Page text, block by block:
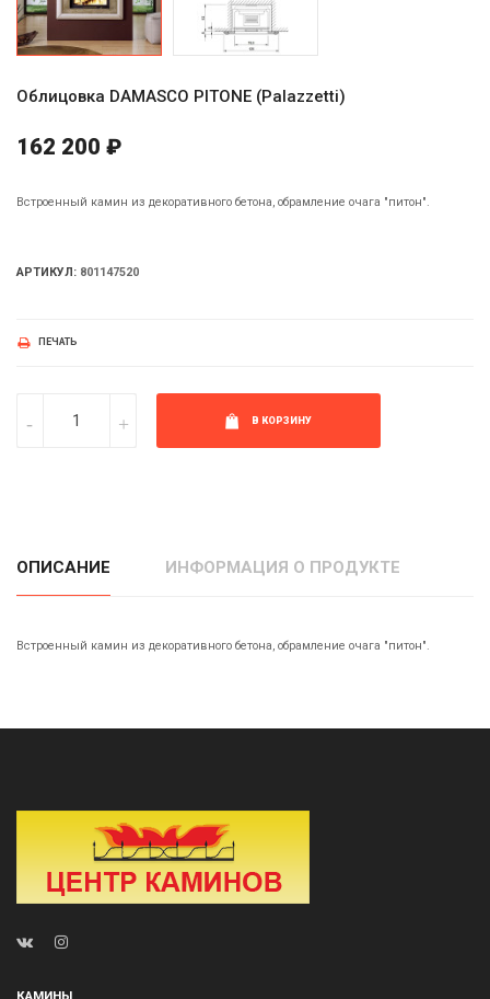
Облицовка DAMASCO PITONE (Palazzetti)
162 200 ₽
Встроенный камин из декоративного бетона, обрамление очага "питон".
АРТИКУЛ: 801147520
ПЕЧАТЬ
В КОРЗИНУ
ОПИСАНИЕ ИНФОРМАЦИЯ О ПРОДУКТЕ
Встроенный камин из декоративного бетона, обрамление очага "питон".
КАМИНЫ